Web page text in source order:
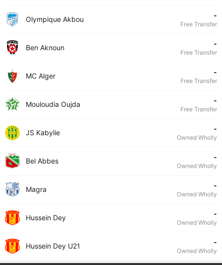
Olympique Akbou -
Free Transfer
Ben Aknoun -
Free Transfer
MC Alger -
Free Transfer
Mouloudia Oujda -
Free Transfer
JS Kabylie -
Owned Wholly
Bel Abbes -
Owned Wholly
Magra -
Owned Wholly
Hussein Dey -
Owned Wholly
Hussein Dey U21 -
Owned Wholly